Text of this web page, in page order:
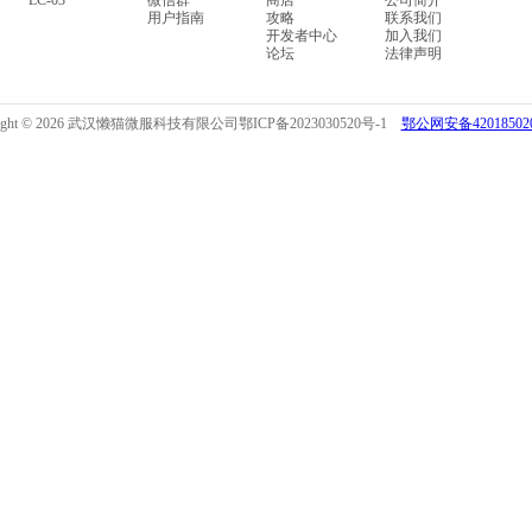
用户指南
攻略
开发者中心
论坛
联系我们
加入我们
法律声明
© 2026 武汉懒猫微服科技有限公司鄂ICP备2023030520号-1 鄂公网安备